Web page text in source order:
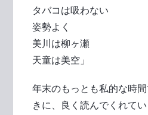
タバコは吸わない
姿勢よく
美川は柳ヶ瀬
天童は美空」
年末のもっとも私的な時
きに、良く読んでくれて